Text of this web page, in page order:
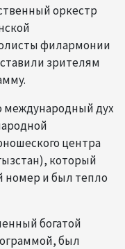
оркестр
филармонии
зрителям
международный дух
центра
который
номер и был тепло
богатой
был